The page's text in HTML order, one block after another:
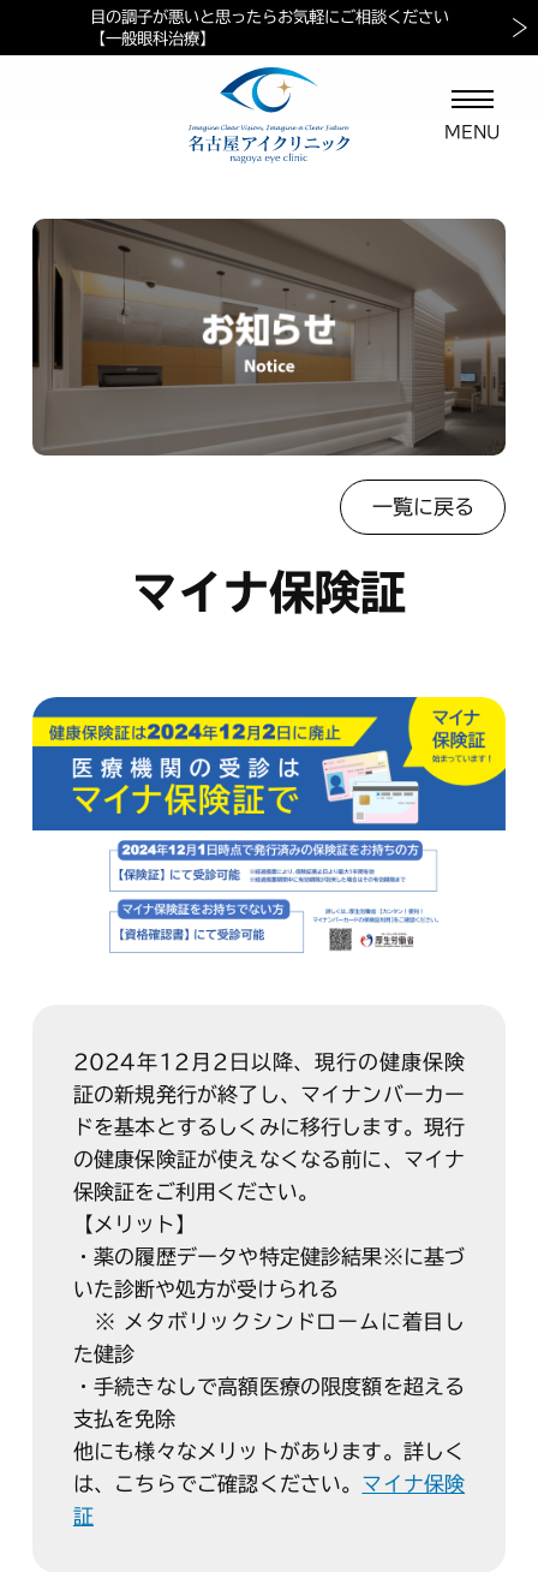
当院におけるペイシェントハラスメントに対する方針
目の調子が悪いと思ったらお気軽にご相談ください
【一般眼科治療】
マイナ保険証ご利用の案内
一覧に戻る
マイナ保険証
2024年12月2日以降、現行の健康保険
証の新規発行が終了し、マイナンバーカー
ドを基本とするしくみに移行します。現行
の健康保険証が使えなくなる前に、マイナ
保険証をご利用ください。
【メリット】
・薬の履歴データや特定健診結果※に基づ
いた診断や処方が受けられる
※ メタボリックシンドロームに着目し
た健診
・手続きなしで高額医療の限度額を超える
支払を免除
他にも様々なメリットがあります。詳しく
は、こちらでご確認ください。 マイナ保険
証